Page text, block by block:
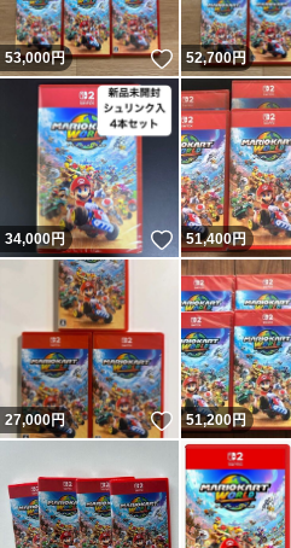
53,000円 いいね！
52,700円
34,000円 いいね！
51,400円
27,000円 いいね！
51,200円